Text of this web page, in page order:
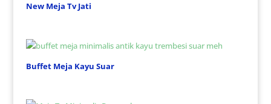
New Meja Tv Jati
Buffet Meja Kayu Suar